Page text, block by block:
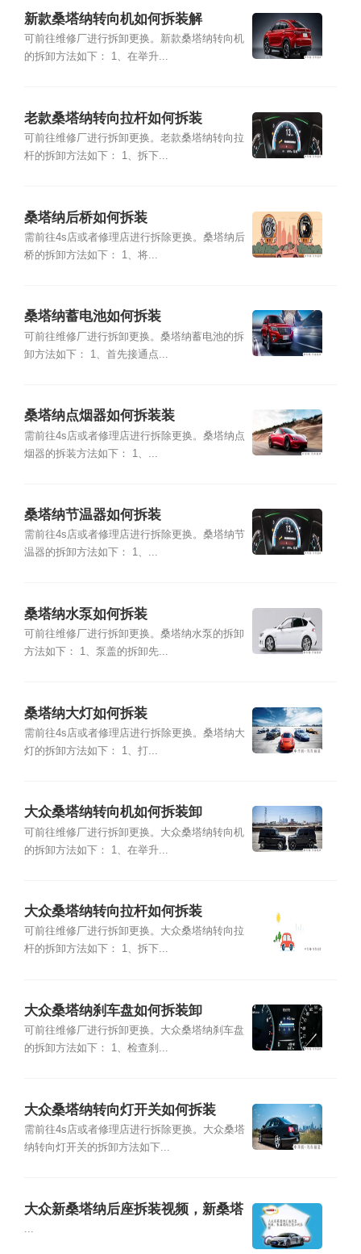
新款桑塔纳转向机如何拆装解
可前往维修厂进行拆卸更换。新款桑塔纳转向机
的拆卸方法如下： 1、在举升...
老款桑塔纳转向拉杆如何拆装
可前往维修厂进行拆卸更换。老款桑塔纳转向拉
杆的拆卸方法如下： 1、拆下...
桑塔纳后桥如何拆装
需前往4s店或者修理店进行拆除更换。桑塔纳后
桥的拆卸方法如下： 1、将...
桑塔纳蓄电池如何拆装
可前往维修厂进行拆卸更换。桑塔纳蓄电池的拆
卸方法如下： 1、首先接通点...
桑塔纳点烟器如何拆装装
需前往4s店或者修理店进行拆除更换。桑塔纳点
烟器的拆装方法如下： 1、...
桑塔纳节温器如何拆装
需前往4s店或者修理店进行拆除更换。桑塔纳节
温器的拆卸方法如下： 1、...
桑塔纳水泵如何拆装
可前往维修厂进行拆卸更换。桑塔纳水泵的拆卸
方法如下： 1、泵盖的拆卸先...
桑塔纳大灯如何拆装
需前往4s店或者修理店进行拆除更换。桑塔纳大
灯的拆卸方法如下： 1、打...
大众桑塔纳转向机如何拆装卸
可前往维修厂进行拆卸更换。大众桑塔纳转向机
的拆卸方法如下： 1、在举升...
大众桑塔纳转向拉杆如何拆装
可前往维修厂进行拆卸更换。大众桑塔纳转向拉
杆的拆卸方法如下： 1、拆下...
大众桑塔纳刹车盘如何拆装卸
可前往维修厂进行拆卸更换。大众桑塔纳刹车盘
的拆卸方法如下： 1、检查刹...
大众桑塔纳转向灯开关如何拆装
需前往4s店或者修理店进行拆除更换。大众桑塔
纳转向灯开关的拆卸方法如下...
大众新桑塔纳后座拆装视频，新桑塔
纳后座如何拆卸
...